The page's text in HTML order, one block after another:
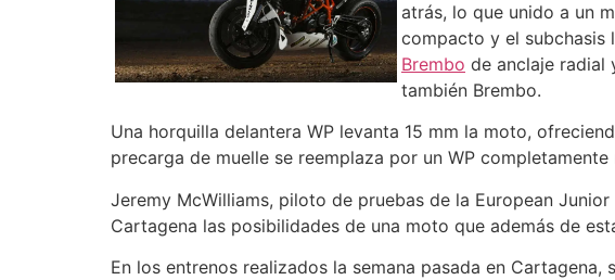
atrás, lo que unido a un
compacto y el subchasis
Brembo de anclaje radial
también Brembo.
Una horquilla delantera WP levanta 15 mm la moto,
precarga de muelle se reemplaza por un WP completamente
Jeremy McWilliams, piloto de pruebas de la European
Cartagena las posibilidades de una moto que además de
En los entrenos realizados la semana pasada en